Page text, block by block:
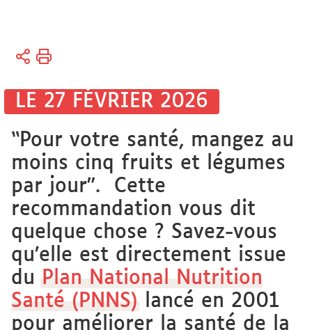
Vous
Accueil
Recherche
et
mémoires
en ligne
Mémoires
LE 27 FÉVRIER 2026
“Pour votre santé, mangez au
moins cinq fruits et légumes
par jour”. Cette
recommandation vous dit
quelque chose ? Savez-vous
qu’elle est directement issue
du
Plan National Nutrition
Santé (PNNS) lancé en 2001
pour améliorer la santé de la